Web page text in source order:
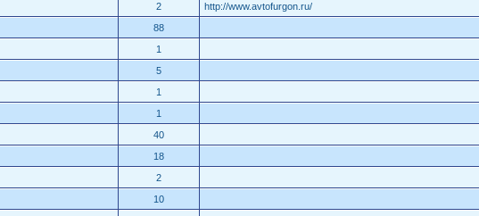
2 http://www.avtofurgon.ru/
88
1
5
1
1
40
18
2
10